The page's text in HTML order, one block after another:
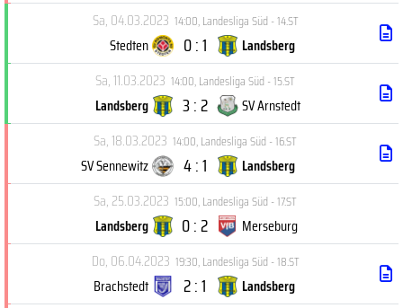
Sa, 04.03.2023 14:00,Landesliga Süd - 14.ST
Stedten 0 : 1
Landsberg
Sa, 11.03.2023 14:00,Landesliga Süd - 15.ST
Landsberg 3 : 2
SV Arnstedt
Sa, 18.03.2023 14:00,Landesliga Süd - 16.ST
SV Sennewitz 4 : 1
Landsberg
Sa, 25.03.2023 15:00,Landesliga Süd - 17.ST
Landsberg 0 : 2
Merseburg
Do, 06.04.2023 19:30,Landesliga Süd - 18.ST
Brachstedt 2 : 1
Landsberg